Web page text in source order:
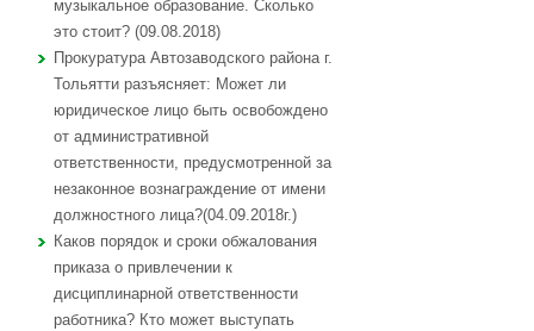
музыкальное образование. Сколько
это стоит? (09.08.2018)
Прокуратура Автозаводского района г.
Тольятти разъясняет: Может ли
юридическое лицо быть освобождено
от административной
ответственности, предусмотренной за
незаконное вознаграждение от имени
должностного лица?(04.09.2018г.)
Каков порядок и сроки обжалования
приказа о привлечении к
дисциплинарной ответственности
работника? Кто может выступать